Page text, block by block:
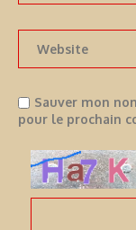
Sauver mon
pour le prochain